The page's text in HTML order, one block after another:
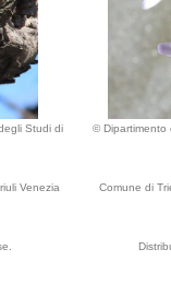
Studi di
Venezia
© Dipartimento
Comune di